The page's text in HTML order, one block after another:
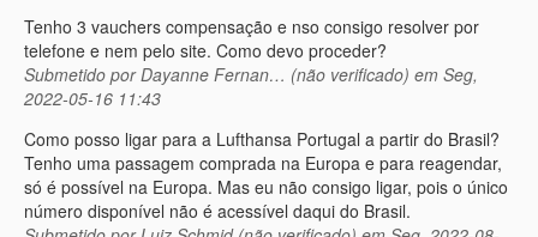
Tenho 3 vauchers compensação e nso consigo resolver por
telefone e nem pelo site. Como devo proceder?
Submetido porDayanne Fernan… (não verificado) em Seg,
2022-05-16 11:43
Como posso ligar para a Lufthansa Portugal a partir do Brasil?
Tenho uma passagem comprada na Europa e para reagendar,
só é possível na Europa. Mas eu não consigo ligar, pois o único
número disponível não é acessível daqui do Brasil.